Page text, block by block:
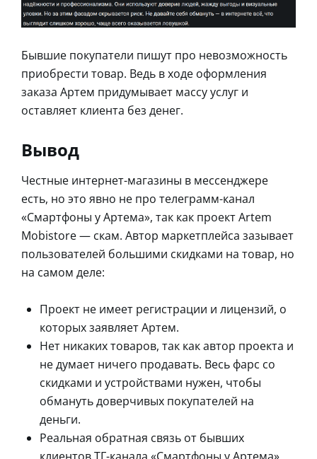
Бывшие покупатели пишут про невозможность
приобрести товар. Ведь в ходе оформления
заказа Артем придумывает массу услуг и
оставляет клиента без денег.
Вывод
Честные интернет-магазины в мессенджере
есть, но это явно не про телеграмм-канал
«Смартфоны у Артема», так как проект Artem
Mobistore — скам. Автор маркетплейса зазывает
пользователей большими скидками на товар, но
на самом деле:
Проект не имеет регистрации и лицензий, о
которых заявляет Артем.
Нет никаких товаров, так как автор проекта и
не думает ничего продавать. Весь фарс со
скидками и устройствами нужен, чтобы
обмануть доверчивых покупателей на
деньги.
Реальная обратная связь от бывших
клиентов ТГ-канала «Смартфоны у Артема»